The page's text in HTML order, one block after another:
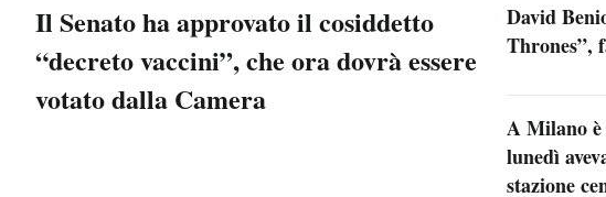
Il Senato ha approvato il cosiddetto
“decreto vaccini”, che ora dovrà essere
votato dalla Camera
David
Thrones”,
A Milano è
lunedì
stazione